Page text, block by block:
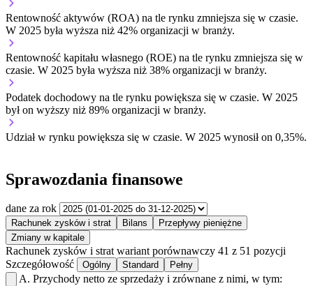
Rentowność aktywów (ROA) na tle rynku zmniejsza się w czasie.
W 2025 była wyższa niż 42% organizacji w branży.
Rentowność kapitału własnego (ROE) na tle rynku zmniejsza się w
czasie. W 2025 była wyższa niż 38% organizacji w branży.
Podatek dochodowy na tle rynku powiększa się w czasie. W 2025
był on wyższy niż 89% organizacji w branży.
Udział w rynku powiększa się w czasie. W 2025 wynosił on 0,35%.
Sprawozdania finansowe
dane za rok
Rachunek zysków i strat Bilans
Przepływy pieniężne
Zmiany w kapitale
Rachunek zysków i strat wariant porównawczy 41 z 51 pozycji
Szczegółowość
Ogólny Standard Pełny
A. Przychody netto ze sprzedaży i zrównane z nimi, w tym: